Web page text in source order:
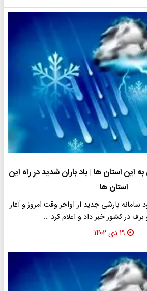
این استان ها | باد باران شدید در راه این
استان ها
سامانه بارشی جدید از اواخر وقت امروز و آغاز
برف در کشور خبر داد و اعلام کرد:…
۱۹ دی ۱۴۰۲